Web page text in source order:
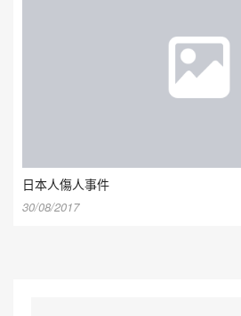
日本人傷人事件
30/08/2017